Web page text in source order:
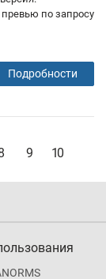
по запросу
Подробности
9 10